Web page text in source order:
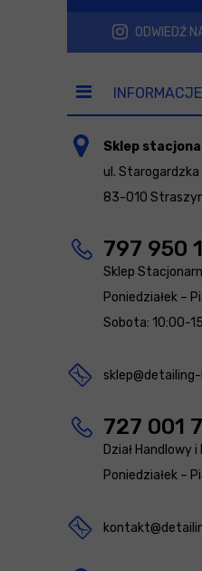
ODWIEDŹ
Sklep
ul. Starogardzka
83-010
797 950
Sklep
Poniedziałek –
Sobota: 10:00-
sklep@detailing-
727 001
Dział Handlowy
Poniedziałek –